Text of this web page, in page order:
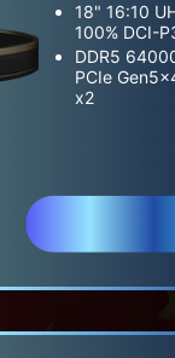
18" 16:10
100% DCI-
DDR5
PCIe
x2